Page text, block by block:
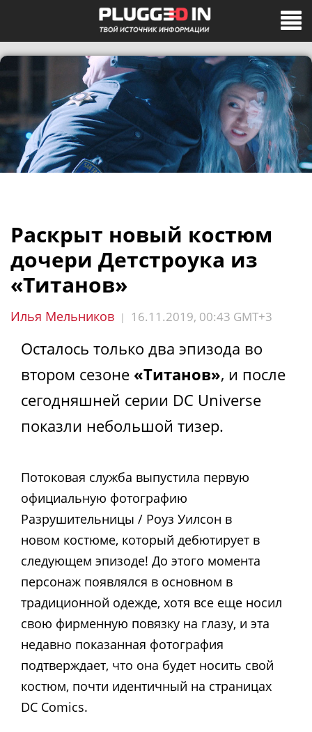
Раскрыт новый костюм
дочери Детстроука из
«Титанов»
Илья Мельников | 16.11.2019, 00:43 GMT+3
Осталось только два эпизода во
втором сезоне «Титанов», и после
сегодняшней серии DC Universe
показли небольшой тизер.
Потоковая служба выпустила первую
официальную фотографию
Разрушительницы / Роуз Уилсон в
новом костюме, который дебютирует в
следующем эпизоде! До этого момента
персонаж появлялся в основном в
традиционной одежде, хотя все еще носил
свою фирменную повязку на глазу, и эта
недавно показанная фотография
подтверждает, что она будет носить свой
костюм, почти идентичный на страницах
DC Comics.